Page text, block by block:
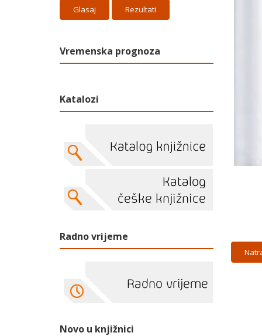
Rezultati
Vremenska prognoza
Katalozi
Radno vrijeme
Novo u knjižnici